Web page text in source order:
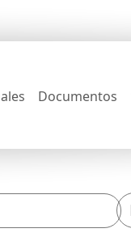
Documentos